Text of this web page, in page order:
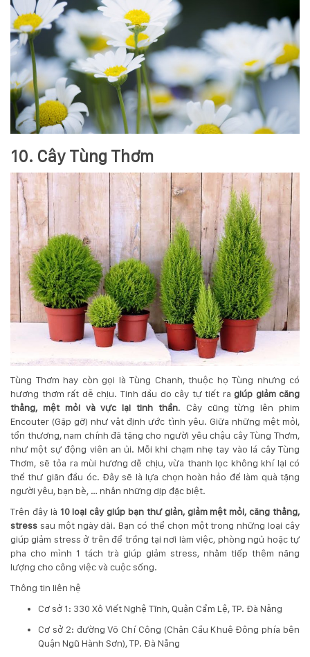
10. Cây Tùng Thơm
Tùng Thơm hay còn gọi là Tùng Chanh, thuộc họ Tùng nhưng có
hương thơm rất dễ chịu. Tinh dầu do cây tự tiết ra giúp giảm căng
thẳng, mệt mỏi và vực lại tinh thần. Cây cũng từng lên phim
Encouter (Gặp gỡ) như vật định ước tình yêu. Giữa những mệt mỏi,
tổn thương, nam chính đã tặng cho người yêu chậu cây Tùng Thơm,
như một sự động viên an ủi. Mỗi khi chạm nhẹ tay vào lá cây Tùng
Thơm, sẽ tỏa ra mùi hương dễ chịu, vừa thanh lọc không khí lại có
thể thư giãn đầu óc. Đây sẽ là lựa chọn hoàn hảo để làm quà tặng
người yêu, bạn bè, … nhân những dịp đặc biệt.
Trên đây là 10 loại cây giúp bạn thư giản, giảm mệt mỏi, căng thẳng,
stress sau một ngày dài. Bạn có thể chọn một trong những loại cây
giúp giảm stress ở trên để trồng tại nơi làm việc, phòng ngủ hoặc tự
pha cho mình 1 tách trà giúp giảm stress, nhằm tiếp thêm năng
lượng cho công việc và cuộc sống.
Thông tin liên hệ
Cơ sở 1: 330 Xô Viết Nghệ Tĩnh, Quận Cẩm Lệ, TP. Đà Nẵng
Cơ sở 2: đường Võ Chí Công (Chân Cầu Khuê Đông phía bên
Quận Ngũ Hành Sơn), TP. Đà Nẵng